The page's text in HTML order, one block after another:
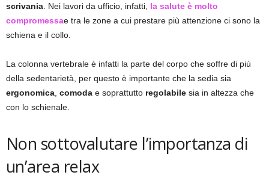
scrivania . Nei lavori da ufficio, infatti, la salute è molto
compromessae tra le zone a cui prestare più attenzione ci sono la
schiena e il collo.
La colonna vertebrale è infatti la parte del corpo che soffre di più
della sedentarietà, per questo è importante che la sedia sia
ergonomica comoda e soprattutto regolabile sia in altezza che
con lo schienale.
Non sottovalutare l’importanza di
un’area relax